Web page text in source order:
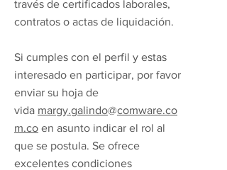
través de certificados laborales,
contratos o actas de liquidación.
Si cumples con el perfil y estas
interesado en participar, por favor
enviar su hoja de
vida margy.galindo@comware.co
m.co en asunto indicar el rol al
que se postula. Se ofrece
excelentes condiciones